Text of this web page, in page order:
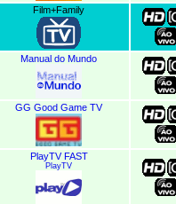
Film+Family
Manual do Mundo
GG Good Game TV
PlayTV FAST
PlayTV